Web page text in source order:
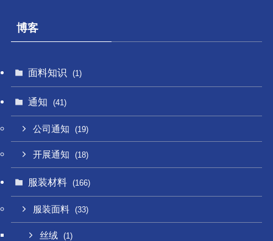
博客
面料知识 (1)
通知 (41)
公司通知 (19)
开展通知 (18)
服装材料 (166)
服装面料 (33)
丝绒 (1)